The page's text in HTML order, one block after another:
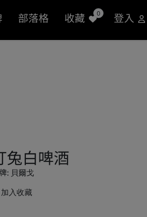
部落格 收藏 0 登入
兔白啤酒
: 貝爾戈
加入收藏